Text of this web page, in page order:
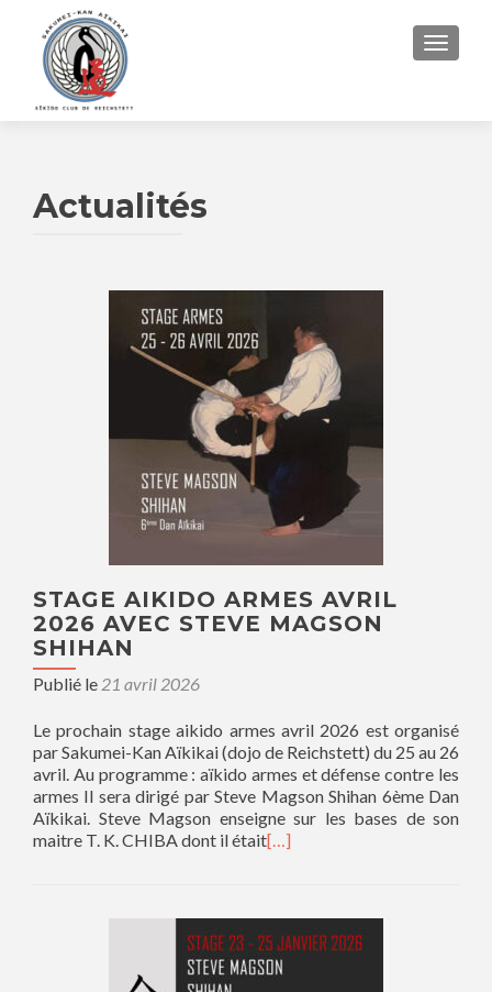
Actualités
STAGE AIKIDO ARMES AVRIL
2026 AVEC STEVE MAGSON
SHIHAN
Publié le 21 avril 2026
Le prochain stage aikido armes avril 2026 est organisé
par Sakumei-Kan Aïkikai (dojo de Reichstett) du 25 au 26
avril. Au programme : aïkido armes et défense contre les
armes Il sera dirigé par Steve Magson Shihan 6ème Dan
Aïkikai. Steve Magson enseigne sur les bases de son
maitre T. K. CHIBA dont il était[…]